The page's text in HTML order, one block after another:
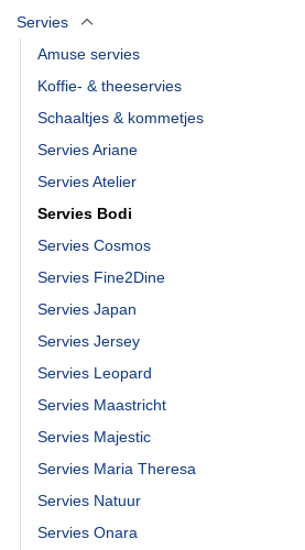
Servies
Amuse servies
Koffie- & theeservies
Schaaltjes & kommetjes
Servies Ariane
Servies Atelier
Servies Bodi
Servies Cosmos
Servies Fine2Dine
Servies Japan
Servies Jersey
Servies Leopard
Servies Maastricht
Servies Majestic
Servies Maria Theresa
Servies Natuur
Servies Onara